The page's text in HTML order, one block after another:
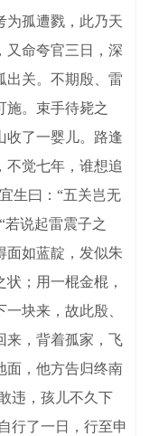
为孤遭戮，此乃天
又命夸官三日，深
出关。不期殷、雷
施。束手待毙之
收了一婴儿。路逢
不觉七年，谁想追
生曰：“五关岂无
若说起雷震子之
面如蓝靛，发似朱
；用一棍金棍，
块来，故此殷、
来，背着孤家，飞
面，他方告归终南
违，孩儿不久下
行了一日，行至申